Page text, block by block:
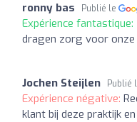
ronny bas Publié le
Expérience fantastique:
dragen zorg voor onze
Jochen Steijlen Publié
Expérience négative:
klant bij deze praktijk